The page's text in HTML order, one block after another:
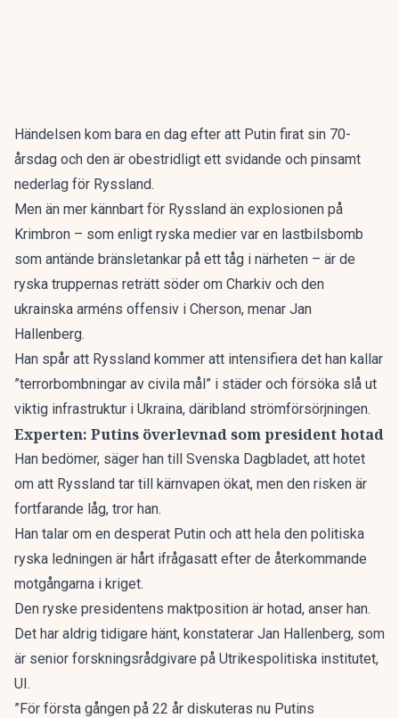
Händelsen kom bara en dag efter att Putin firat sin 70-
årsdag och den är obestridligt ett svidande och pinsamt
nederlag för Ryssland.
Men än mer kännbart för Ryssland än explosionen på
Krimbron – som enligt ryska medier var en lastbilsbomb
som antände bränsletankar på ett tåg i närheten – är de
ryska truppernas reträtt söder om Charkiv och den
ukrainska arméns offensiv i Cherson, menar Jan
Hallenberg.
Han spår att Ryssland kommer att intensifiera det han kallar
”terrorbombningar av civila mål” i städer och försöka slå ut
viktig infrastruktur i Ukraina, däribland strömförsörjningen.
Experten: Putins överlevnad som president hotad
Han bedömer, säger han till Svenska Dagbladet, att hotet
om att Ryssland tar till kärnvapen ökat, men den risken är
fortfarande låg, tror han.
Han talar om en desperat Putin och att hela den politiska
ryska ledningen är hårt ifrågasatt efter de återkommande
motgångarna i kriget.
Den ryske presidentens maktposition är hotad, anser han.
Det har aldrig tidigare hänt, konstaterar Jan Hallenberg, som
är senior forskningsrådgivare på Utrikespolitiska institutet,
UI.
”För första gången på 22 år diskuteras nu Putins